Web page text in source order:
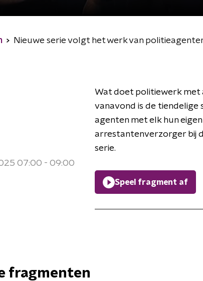
Nieuwe serie volgt het werk van
07:00 - 09:00
Wat doet politiewerk met
vanavond is de tiendelige
agenten met elk hun eigen
arrestantenverzorger bij
serie.
Speel fragment af
fragmenten